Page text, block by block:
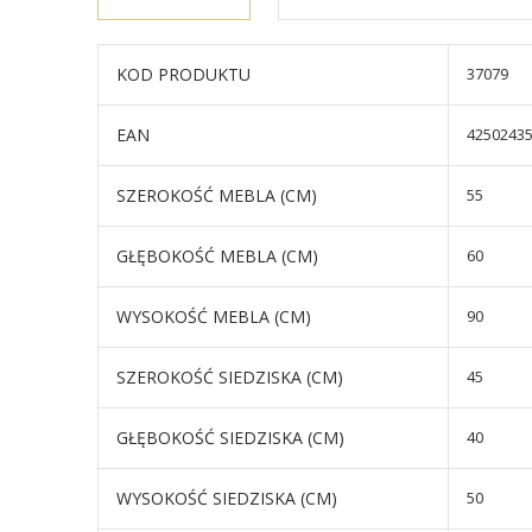
KOD PRODUKTU 37079
EAN
SZEROKOŚĆ MEBLA (CM) 55
GŁĘBOKOŚĆ MEBLA (CM) 60
WYSOKOŚĆ MEBLA (CM) 90
SZEROKOŚĆ SIEDZISKA (CM) 45
GŁĘBOKOŚĆ SIEDZISKA (CM) 40
WYSOKOŚĆ SIEDZISKA (CM) 50